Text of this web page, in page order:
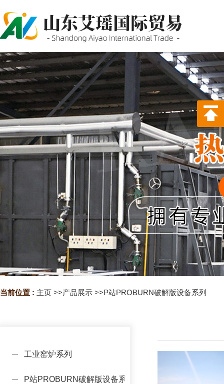
PROBURN手机网页版,P站最新
版下载,PORNHUB免登录版APP
下载
当前位置 : 主页 >>产品展示 >>P站PROBURN破解版设备系列
工业窑炉系列
P站PROBURN破解版设备系列